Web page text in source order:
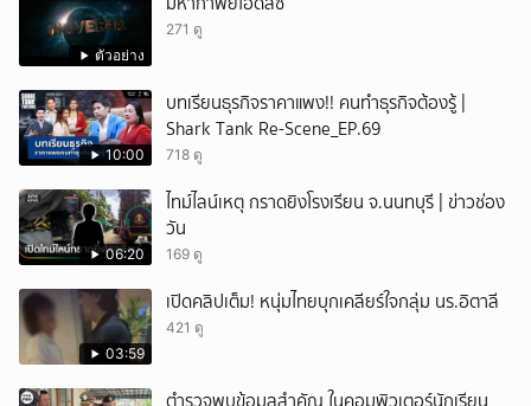
ตัวอย่าง
271 ดู
10:00
บทเรียนธุรกิจราคาแพง!! คนทำธุรกิจต้องรู้ |
Shark Tank Re-Scene_EP.69
718 ดู
06:20
ไทม์ไลน์เหตุ กราดยิงโรงเรียน จ.นนทบุรี | ข่าวช่อง
วัน
169 ดู
03:59
เปิดคลิปเต็ม! หนุ่มไทยบุกเคลียร์ใจกลุ่ม นร.อิตาลี
421 ดู